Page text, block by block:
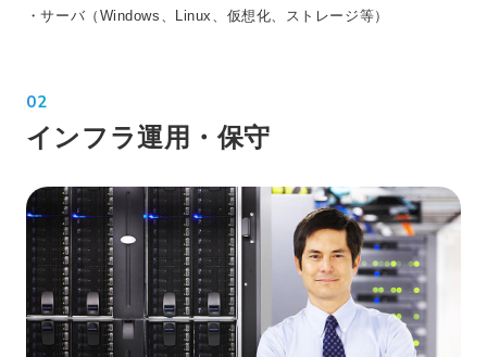
・サーバ（Windows、Linux、仮想化、ストレージ等）
02
インフラ運用・保守